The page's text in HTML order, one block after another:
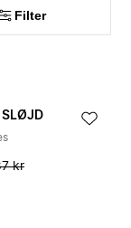
Filter
SLØJD
kr